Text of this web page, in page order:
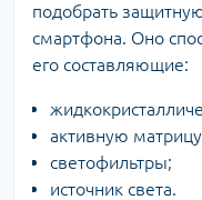
подобрать
смартфона. Оно
его составляющие:
активную
светофильтры;
источник света.